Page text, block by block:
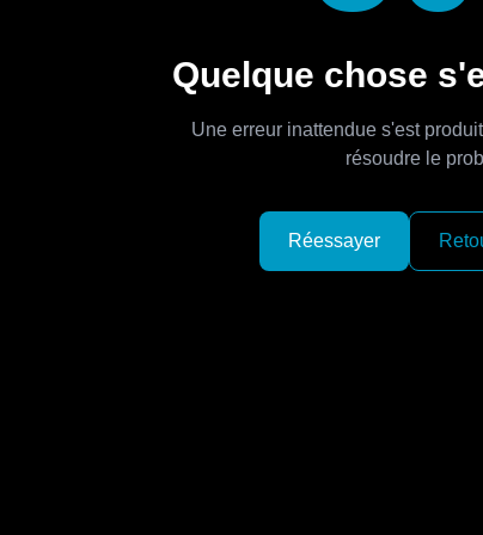
Quelque chose
Une erreur inattendue s'est
résoudre le
Réessayer